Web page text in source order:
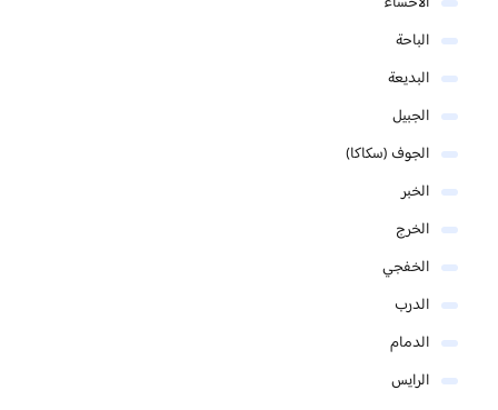
الباحة
البديعة
الجبيل
الجوف (سكاكا)
الخبر
الخرج
الخفجي
الدرب
الدمام
الرايس